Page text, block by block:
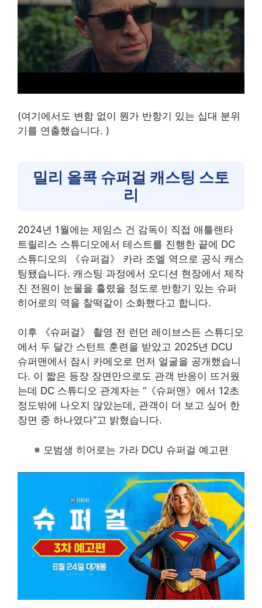
(여기에서도 변함 없이 뭔가 반항기 있는 십대 분위
기를 연출했습니다. )
밀리 올콕 슈퍼걸 캐스팅 스토
리
2024년 1월에는 제임스 건 감독이 직접 애틀랜타
트릴리스 스튜디오에서 테스트를 진행한 끝에 DC
스튜디오의 《슈퍼걸》 카라 조엘 역으로 공식 캐스
팅됐습니다. 캐스팅 과정에서 오디션 현장에서 제작
진 전원이 눈물을 흘렸을 정도로 반항기 있는 슈퍼
히어로의 역을 찰떡같이 소화했다고 합니다.
이후 《슈퍼걸》 촬영 전 런던 레이브스든 스튜디오
에서 두 달간 스턴트 훈련을 받았고 2025년 DCU
슈퍼맨에서 잠시 카메오로 먼저 얼굴을 공개했습니
다. 이 짧은 등장 장면만으로도 관객 반응이 뜨거웠
는데 DC 스튜디오 관계자는 “《슈퍼맨》에서 12초
정도밖에 나오지 않았는데, 관객이 더 보고 싶어 한
장면 중 하나였다”고 밝혔습니다.
※ 모범생 히어로는 가라 DCU 슈퍼걸 예고편